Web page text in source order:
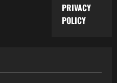
PRIVACY
POLICY